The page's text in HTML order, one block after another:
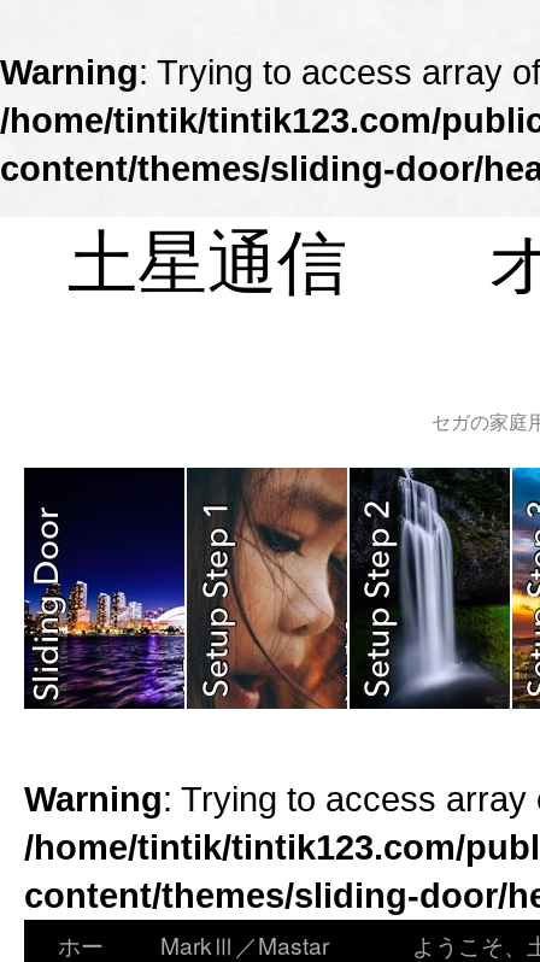
Warning: Trying to access array
/home/tintik/tintik123.com/
content/themes/sliding-door/
土星通信 オ
セガの家庭
Warning: Trying to access array
/home/tintik/tintik123.com/
content/themes/sliding-door/
ホー
MarkⅢ／Mastar
ようこそ、